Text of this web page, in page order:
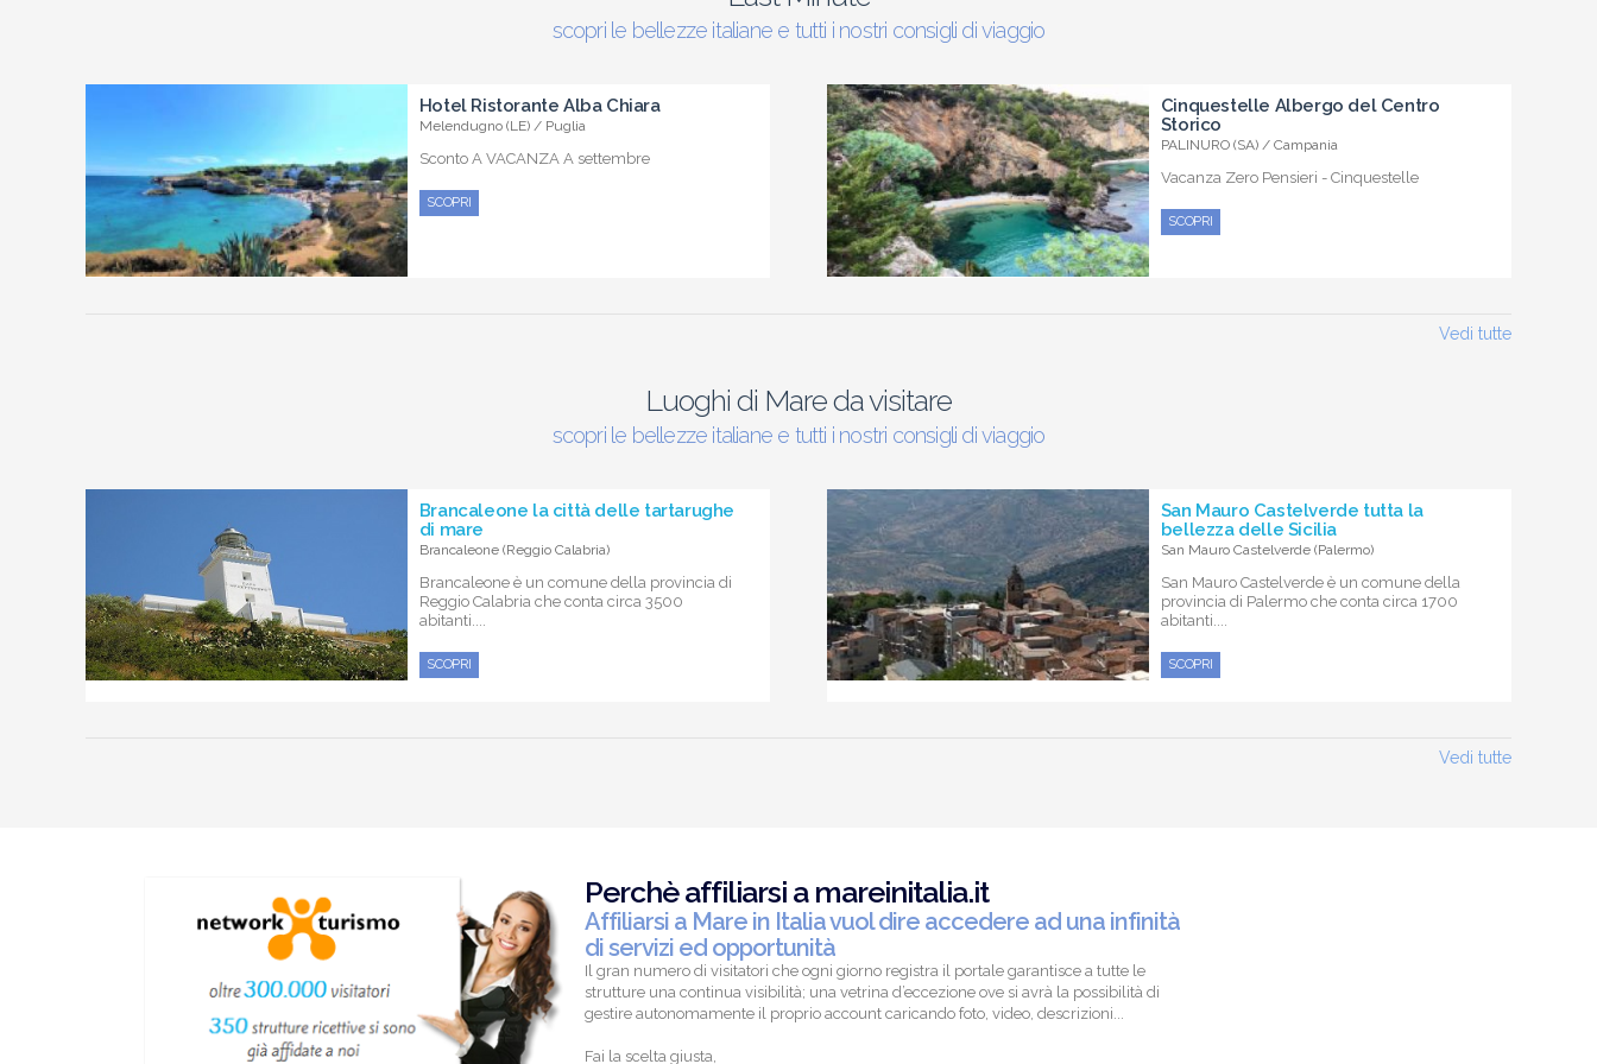
scopri le bellezze italiane e tutti i nostri consigli di viaggio
Hotel Ristorante Alba Chiara
Melendugno (LE) / Puglia
Sconto A VACANZA A settembre
SCOPRI
Cinquestelle Albergo del Centro
Storico
PALINURO (SA) / Campania
Vacanza Zero Pensieri - Cinquestelle
SCOPRI
Vedi tutte
Luoghi di Mare da visitare
scopri le bellezze italiane e tutti i nostri consigli di viaggio
Brancaleone la città delle tartarughe
di mare
Brancaleone (Reggio Calabria)
Brancaleone è un comune della provincia di
Reggio Calabria che conta circa 3500
abitanti....
SCOPRI
San Mauro Castelverde tutta la
bellezza delle Sicilia
San Mauro Castelverde (Palermo)
San Mauro Castelverde è un comune della
provincia di Palermo che conta circa 1700
abitanti....
SCOPRI
Vedi tutte
Perchè affiliarsi a mareinitalia.it
Affiliarsi a Mare in Italia vuol dire accedere ad una infinità
di servizi ed opportunità
Il gran numero di visitatori che ogni giorno registra il portale garantisce a tutte le
strutture una continua visibilità; una vetrina d’eccezione ove si avrà la possibilità di
gestire autonomamente il proprio account caricando foto, video, descrizioni...
Fai la scelta giusta,